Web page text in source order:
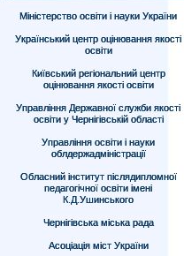
Міністерство освіти і науки України
Український центр оцінювання якості
освіти
Київський регіональний центр
оцінювання якості освіти
Управління Державної служби якості
освіти у Чернігівській області
Управління освіти і науки
облдержадміністрації
Обласний інститут післядипломної
педагогічної освіти імені
К.Д.Ушинського
Чернігівська міська рада
Асоціація міст України